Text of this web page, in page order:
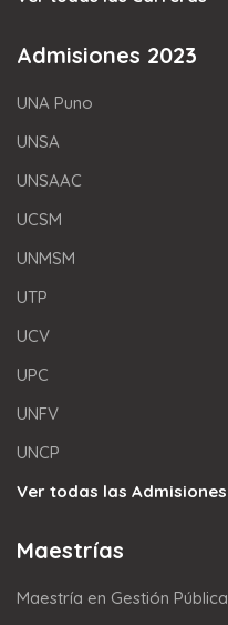
Admisiones 2023
UNA Puno
UNSA
UNSAAC
UCSM
UNMSM
UTP
UCV
UPC
UNFV
UNCP
Ver todas las Admisiones
Maestrías
Maestría en Gestión Pública